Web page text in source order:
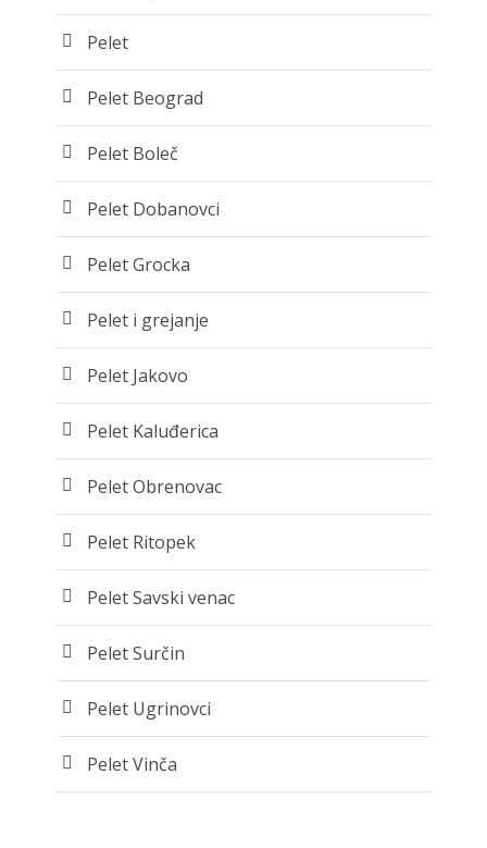
Pelet
Pelet Beograd
Pelet Boleč
Pelet Dobanovci
Pelet Grocka
Pelet i grejanje
Pelet Jakovo
Pelet Kaluđerica
Pelet Obrenovac
Pelet Ritopek
Pelet Savski venac
Pelet Surčin
Pelet Ugrinovci
Pelet Vinča